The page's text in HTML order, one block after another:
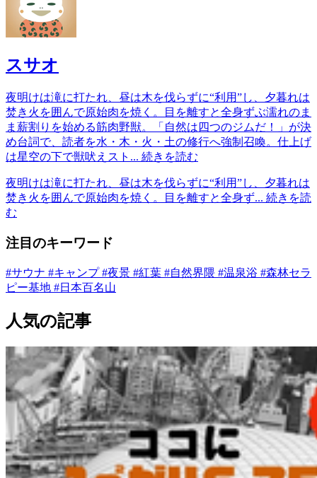
スサオ
夜明けは滝に打たれ、昼は木を伐らずに“利用”し、夕暮れは
焚き火を囲んで原始肉を焼く。目を離すと全身ずぶ濡れのま
ま薪割りを始める筋肉野獣。「自然は四つのジムだ！」が決
め台詞で、読者を水・木・火・土の修行へ強制召喚。仕上げ
は星空の下で獣吠えスト... 続きを読む
夜明けは滝に打たれ、昼は木を伐らずに“利用”し、夕暮れは
焚き火を囲んで原始肉を焼く。目を離すと全身ず... 続きを読
む
注目のキーワード
#サウナ #キャンプ#夜景 #紅葉 #自然界隈 #温泉浴 #森林セラ
ピー基地 #日本百名山
人気の記事